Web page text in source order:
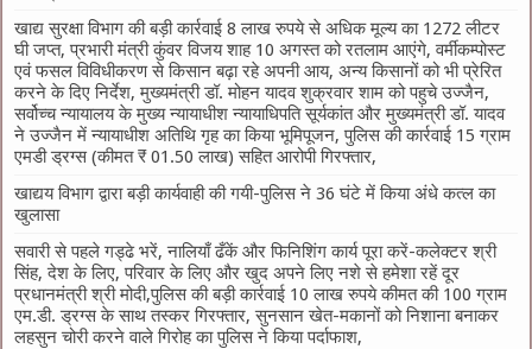
खाद्य सुरक्षा विभाग की बड़ी कार्रवाई 8 लाख रुपये से अधिक मूल्य का 1272 लीटर
घी जप्त, प्रभारी मंत्री कुंवर विजय शाह 10 अगस्त को रतलाम आएंगे, वर्मीकम्पोस्ट
एवं फसल विविधीकरण से किसान बढ़ा रहे अपनी आय, अन्य किसानों को भी प्रेरित
करने के दिए निर्देश, मुख्यमंत्री डॉ. मोहन यादव शुक्रवार शाम को पहुचे उज्जैन,
सर्वोच्च न्यायालय के मुख्‍य न्‍यायाधीश न्यायाधिपति सूर्यकांत और मुख्यमंत्री डॉ. यादव
ने उज्जैन में न्यायाधीश अतिथि गृह का किया भूमिपूजन, पुलिस की कार्रवाई 15 ग्राम
एमडी ड्रग्स (कीमत ₹ 01.50 लाख) सहित आरोपी गिरफ्तार,
खाद्यय विभाग द्वारा बड़ी कार्यवाही की गयी-पुलिस ने 36 घंटे में किया अंधे कत्ल का
खुलासा
सवारी से पहले गड्ढे भरें, नालियाँ ढँकें और फिनिशिंग कार्य पूरा करें-कलेक्टर श्री
सिंह, देश के लिए, परिवार के लिए और खुद अपने लिए नशे से हमेशा रहें दूर
प्रधानमंत्री श्री मोदी,पुलिस की बड़ी कार्रवाई 10 लाख रुपये कीमत की 100 ग्राम
एम.डी. ड्रग्स के साथ तस्कर गिरफ्तार, सुनसान खेत-मकानों को निशाना बनाकर
लहसुन चोरी करने वाले गिरोह का पुलिस ने किया पर्दाफाश,